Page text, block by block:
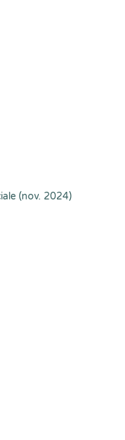
(nov. 2024)